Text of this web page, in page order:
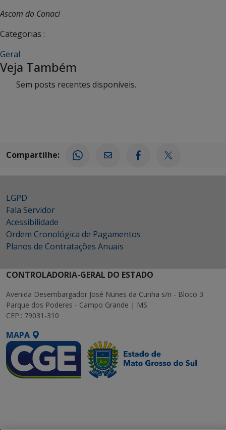
Ascom do Conaci
Categorias :
Geral
Veja Também
Sem posts recentes disponíveis.
Compartilhe:
LGPD
Fala Servidor
Acessibilidade
Ordem Cronológica de Pagamentos
Planos de Contratações Anuais
CONTROLADORIA-GERAL DO ESTADO
Avenida Desembargador José Nunes da Cunha s/n - Bloco 3
Parque dos Poderes - Campo Grande | MS
CEP.: 79031-310
MAPA